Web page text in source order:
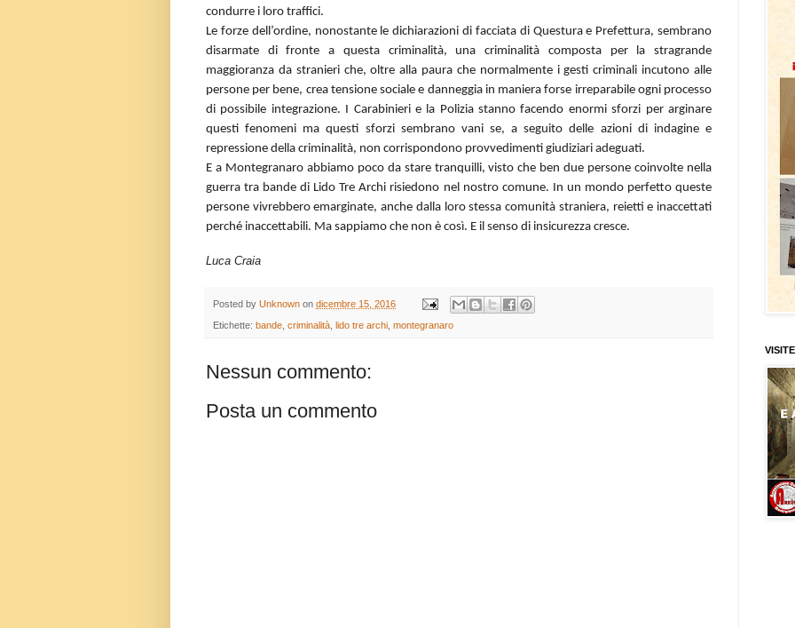
condurre i loro traffici.
Le forze dell’ordine, nonostante le dichiarazioni di facciata di Questura e Prefettura, sembrano
disarmate di fronte a questa criminalità, una criminalità composta per la stragrande
maggioranza da stranieri che, oltre alla paura che normalmente i gesti criminali incutono alle
persone per bene, crea tensione sociale e danneggia in maniera forse irreparabile ogni processo
di possibile integrazione. I Carabinieri e la Polizia stanno facendo enormi sforzi per arginare
questi fenomeni ma questi sforzi sembrano vani se, a seguito delle azioni di indagine e
repressione della criminalità, non corrispondono provvedimenti giudiziari adeguati.
E a Montegranaro abbiamo poco da stare tranquilli, visto che ben due persone coinvolte nella
guerra tra bande di Lido Tre Archi risiedono nel nostro comune. In un mondo perfetto queste
persone vivrebbero emarginate, anche dalla loro stessa comunità straniera, reietti e inaccettati
perché inaccettabili. Ma sappiamo che non è così. E il senso di insicurezza cresce.
Luca Craia
Posted by Unknown on dicembre 15, 2016
Etichette: bande criminalità lido tre archi montegranaro
Nessun commento:
Posta un commento
VISITE